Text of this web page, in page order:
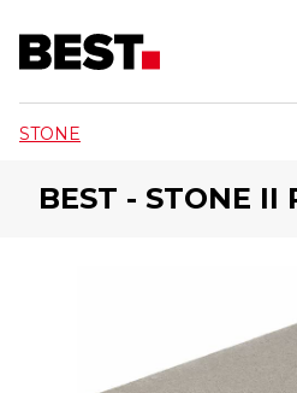
STONE
BEST - STONE II